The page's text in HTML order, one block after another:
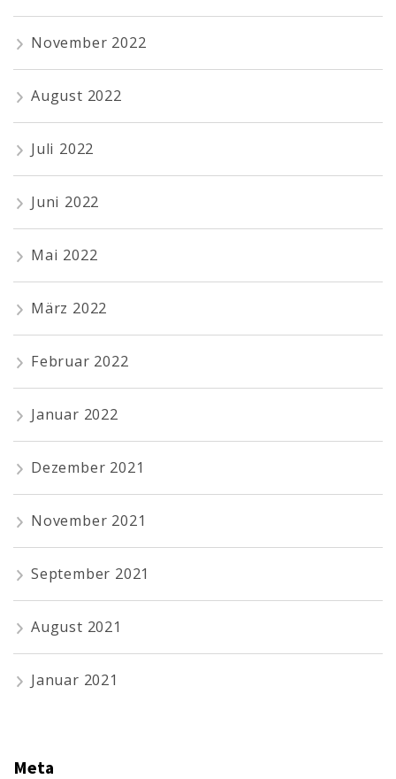
November 2022
August 2022
Juli 2022
Juni 2022
Mai 2022
März 2022
Februar 2022
Januar 2022
Dezember 2021
November 2021
September 2021
August 2021
Januar 2021
Meta